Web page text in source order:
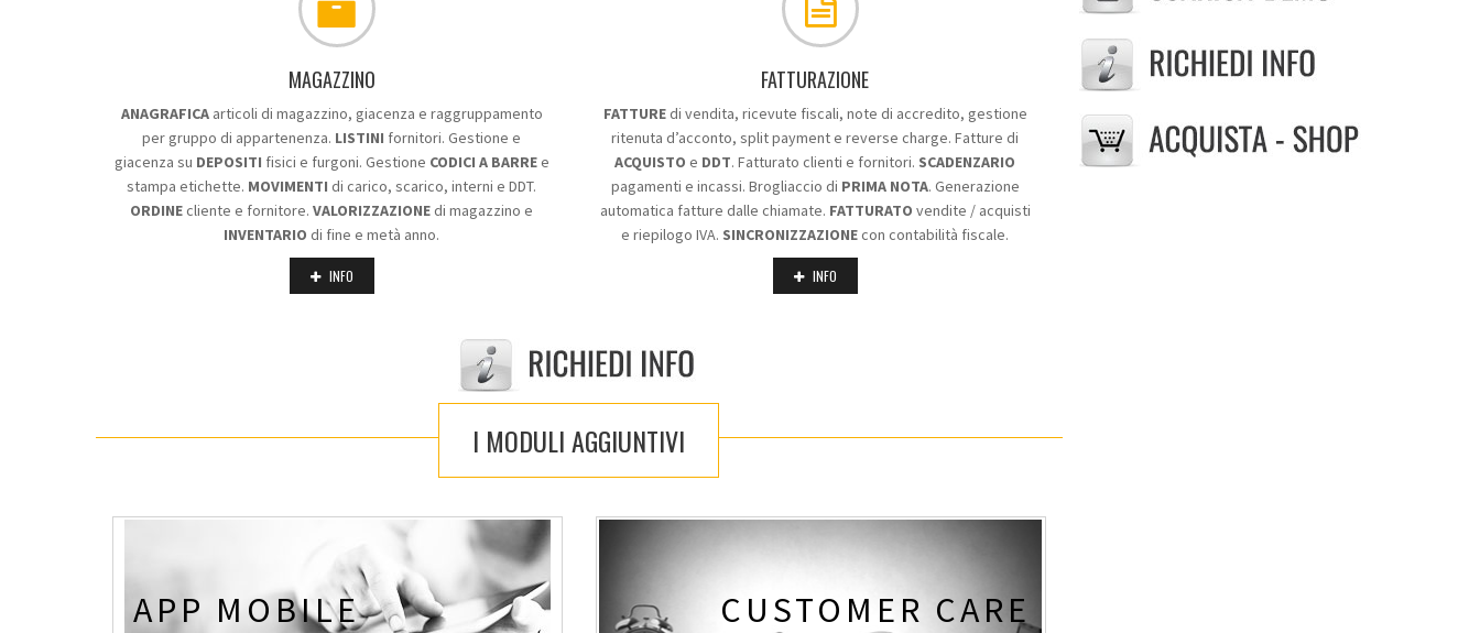
MAGAZZINO
ANAGRAFICA articoli di magazzino, giacenza e raggruppamento
per gruppo di appartenenza. LISTINI fornitori. Gestione e
giacenza su DEPOSITI fisici e furgoni. Gestione CODICI A BARREe
stampa etichette. MOVIMENTIdi carico, scarico, interni e DDT.
ORDINEcliente e fornitore.VALORIZZAZIONEdi magazzino e
INVENTARIO di fine e metà anno.
INFO
FATTURAZIONE
FATTUREdi vendita, ricevute fiscali, note di accredito, gestione
ritenuta d’acconto, split payment e reverse charge. Fatture di
ACQUISTOe DDT. Fatturato clienti e fornitori. SCADENZARIO
pagamenti e incassi. Brogliaccio di PRIMA NOTA. Generazione
automatica fatture dalle chiamate. FATTURATO vendite / acquisti
e riepilogo IVA. SINCRONIZZAZIONEcon contabilità fiscale.
INFO
I MODULI AGGIUNTIVI
APP MOBILE CUSTOMER CARE